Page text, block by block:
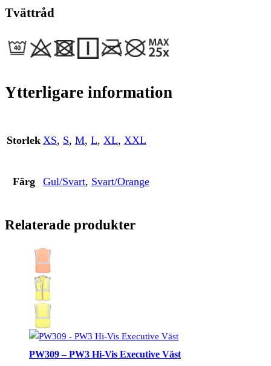
Tvättråd
Ytterligare information
Storlek XS, S, M, L, XL, XXL
Färg Gul/Svart, Svart/Orange
Relaterade produkter
PW309 – PW3 Hi-Vis Executive Väst